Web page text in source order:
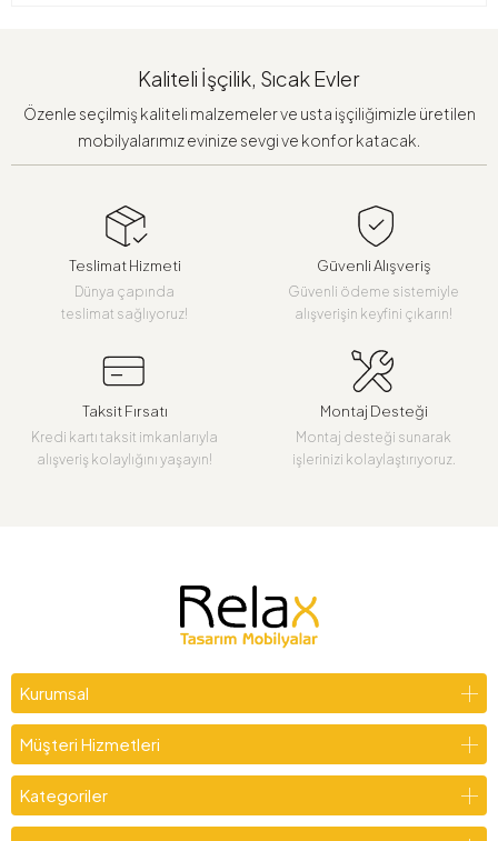
Kaliteli İşçilik, Sıcak Evler
Özenle seçilmiş kaliteli malzemeler ve usta işçiliğimizle üretilen
mobilyalarımız evinize sevgi ve konfor katacak.
Teslimat Hizmeti
Dünya çapında
teslimat sağlıyoruz!
Güvenli Alışveriş
Güvenli ödeme sistemiyle
alışverişin keyfini çıkarın!
Taksit Fırsatı
Kredi kartı taksit imkanlarıyla
alışveriş kolaylığını yaşayın!
Montaj Desteği
Montaj desteği sunarak
işlerinizi kolaylaştırıyoruz.
Kurumsal
Müşteri Hizmetleri
Kategoriler